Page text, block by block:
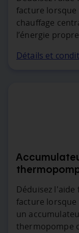
facture lorsque
chauffage
l’énergie
Détails et
Déduisez l'aide
facture lorsque
un
thermopompe